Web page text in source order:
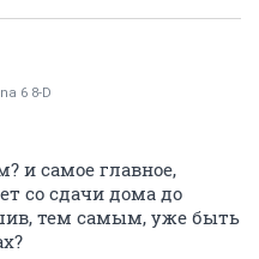
6 8-D
и самое главное,
со сдачи дома до
тем самым, уже быть